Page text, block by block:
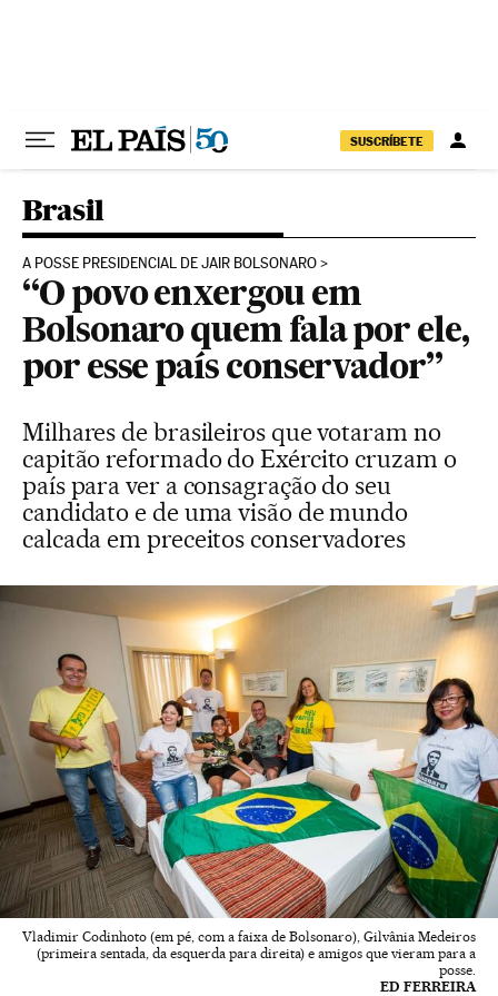
SUSCRÍBETE
Brasil
A POSSE PRESIDENCIAL DE JAIR BOLSONARO
“O povo enxergou em
Bolsonaro quem fala por ele,
por esse país conservador”
Milhares de brasileiros que votaram no
capitão reformado do Exército cruzam o
país para ver a consagração do seu
candidato e de uma visão de mundo
calcada em preceitos conservadores
Vladimir Codinhoto (em pé, com a faixa de Bolsonaro), Gilvânia Medeiros
(primeira sentada, da esquerda para direita) e amigos que vieram para a
posse.
ED FERREIRA